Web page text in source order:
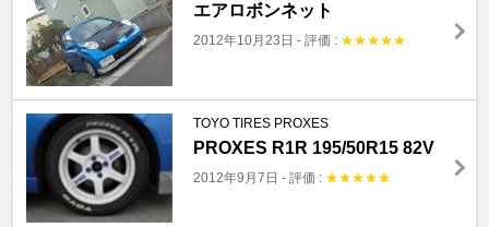
エアロボンネット
2012年10月23日 - 評価 : ★★★★★
TOYO TIRES PROXES
PROXES R1R 195/50R15 82V
2012年9月7日 - 評価 : ★★★★★